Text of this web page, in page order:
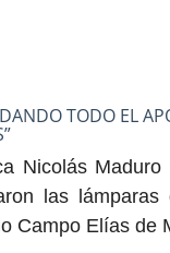
TODO EL
Nicolás Maduro
las lámparas
Campo Elías de